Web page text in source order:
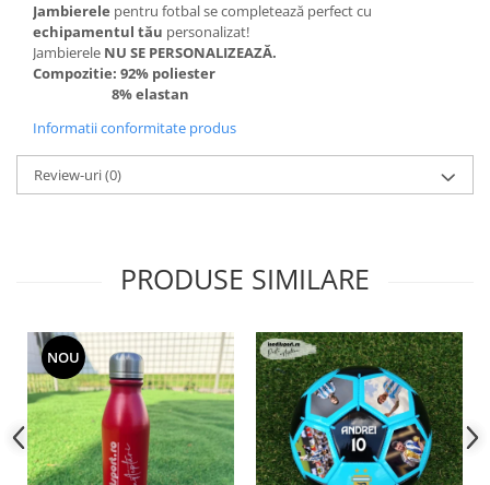
Jambierele pentru fotbal se completează perfect cu
echipamentul tău personalizat!
Jambierele NU SE PERSONALIZEAZĂ.
Compozitie: 92% poliester
8% elastan
Informatii conformitate produs
Review-uri(0)
PRODUSE SIMILARE
NOU